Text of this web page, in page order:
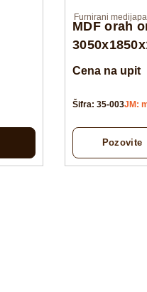
Furnirani
MDF orah
Cena na upit
Šifra: 35-003JM:
Pozovite